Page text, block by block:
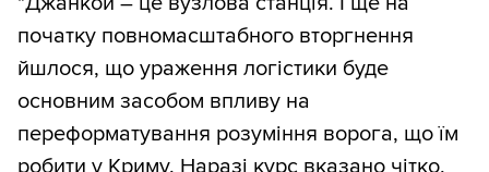
початку повномасштабного вторгнення
йшлося, що ураження логістики буде
основним засобом впливу на
переформатування розуміння ворога, що їм
робити у Криму. Наразі курс вказано чітко,